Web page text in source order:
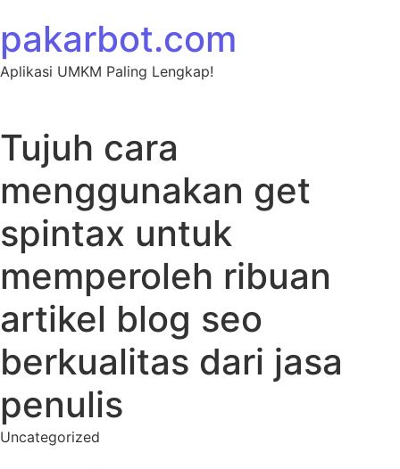
pakarbot.com
Aplikasi UMKM Paling Lengkap!
Tujuh cara
menggunakan get
spintax untuk
memperoleh ribuan
artikel blog seo
berkualitas dari jasa
penulis
Uncategorized